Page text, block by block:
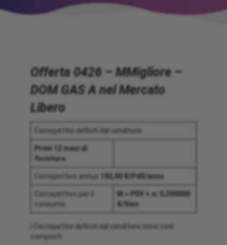
Offerta 0426 – MMigliore –
DOM GAS A nel Mercato
Libero
Corrispettivi definiti dal venditore
Primi 12 mesi di
fornitura
Corrispettivo annuo 192,00 €/PdR/anno
Corrispettivo per il
consumo
M = PSV + α: 0,300000
€/Smc
I Corrispettivi definiti dal venditore sono così
composti: